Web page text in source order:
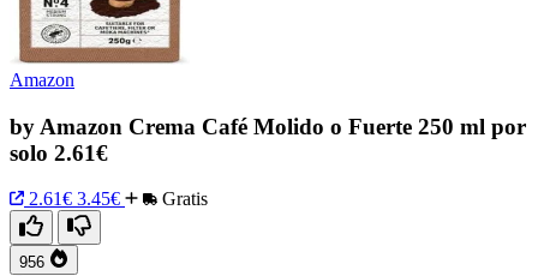
Amazon
by Amazon Crema Café Molido o Fuerte 250 ml por
solo 2.61€
2.61€ 3.45€ Gratis
956